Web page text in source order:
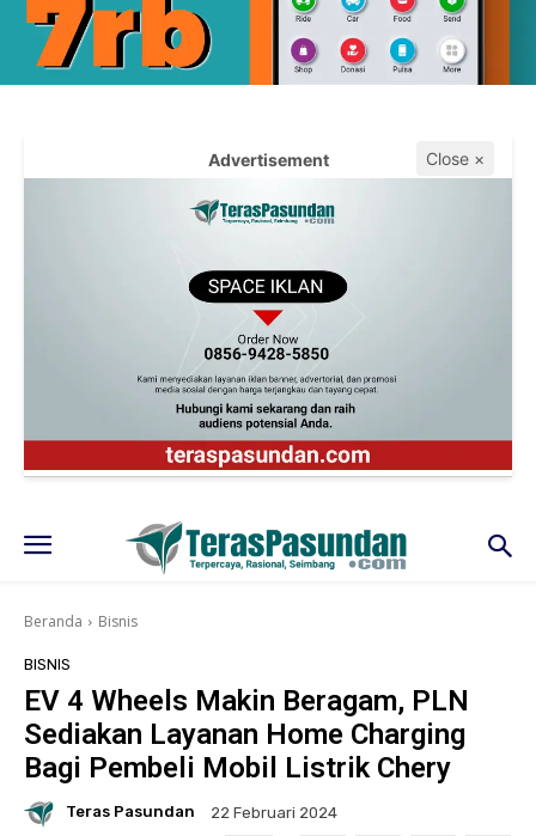
Advertisement Close ×
Beranda Bisnis
BISNIS
EV 4 Wheels Makin Beragam, PLN
Sediakan Layanan Home Charging
Bagi Pembeli Mobil Listrik Chery
Teras Pasundan 22 Februari 2024